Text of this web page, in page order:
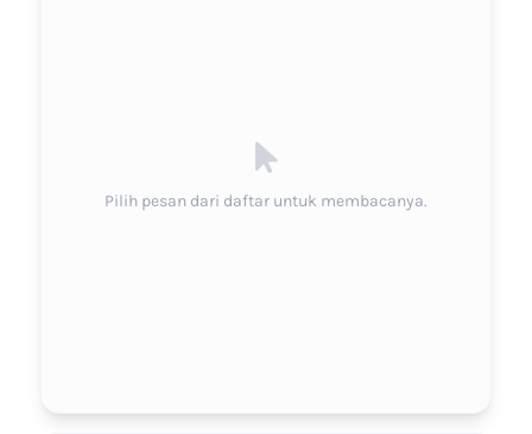
Pilih pesan dari daftar untuk membacanya.